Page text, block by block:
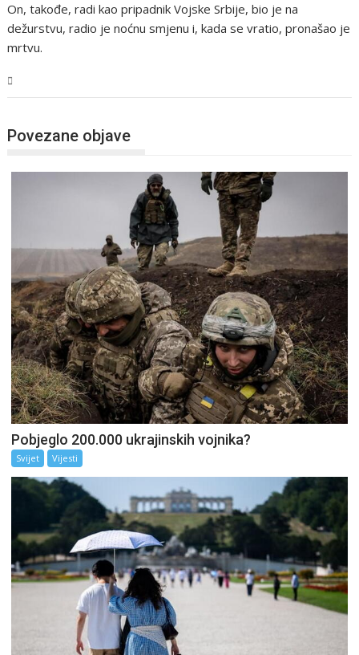
On, takođe, radi kao pripadnik Vojske Srbije, bio je na
dežurstvu, radio je noćnu smjenu i, kada se vratio, pronašao je
mrtvu.
Povezane objave
Pobjeglo 200.000 ukrajinskih vojnika?
Svijet Vijesti